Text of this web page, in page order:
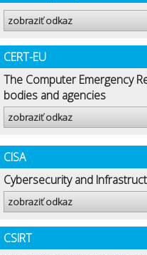
zobraziť odkaz
CERT-EU
The Computer Emergency
bodies and agencies
zobraziť odkaz
CISA
Cybersecurity and
zobraziť odkaz
CSIRT